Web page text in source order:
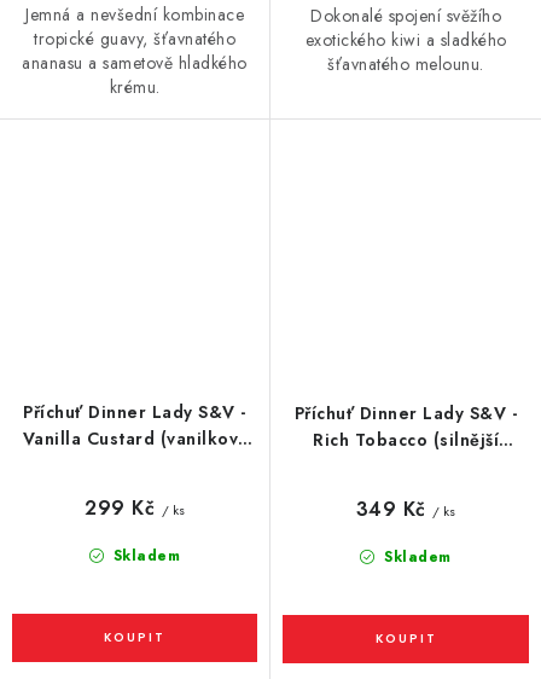
Jemná a nevšední kombinace
tropické guavy, šťavnatého
ananasu a sametově hladkého
krému.
Dokonalé spojení svěžího
exotického kiwi a sladkého
šťavnatého melounu.
Příchuť Dinner Lady S&V -
Vanilla Custard (vanilkový
Skladem
299 Kč / ks
Příchuť Dinner Lady S&V -
Rich Tobacco (silnější
Skladem
349 Kč / ks